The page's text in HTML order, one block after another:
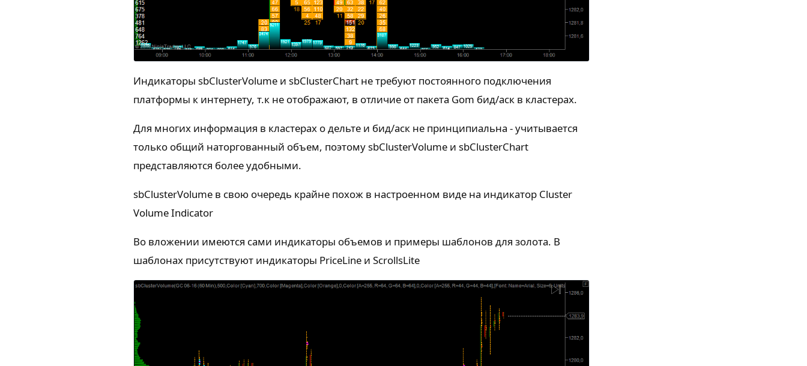
Индикаторы sbClusterVolume и sbClusterChart не требуют постоянного подключения
платформы к интернету, т.к не отображают, в отличие от пакета Gom бид/аск в кластерах.
Для многих информация в кластерах о дельте и бид/аск не принципиальна - учитывается
только общий наторгованный объем, поэтому sbClusterVolume и sbClusterChart
представляются более удобными.
sbClusterVolume в свою очередь крайне похож в настроенном виде на индикатор Cluster
Volume Indicator
Во вложении имеются сами индикаторы объемов и примеры шаблонов для золота. В
шаблонах присутствуют индикаторы PriceLine и ScrollsLite